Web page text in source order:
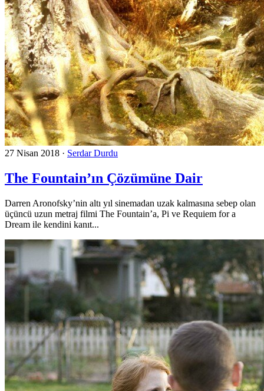
27 Nisan 2018 · Serdar Durdu
The Fountain’ın Çözümüne Dair
Darren Aronofsky’nin altı yıl sinemadan uzak kalmasına sebep olan
üçüncü uzun metraj filmi The Fountain’a, Pi ve Requiem for a
Dream ile kendini kanıt...